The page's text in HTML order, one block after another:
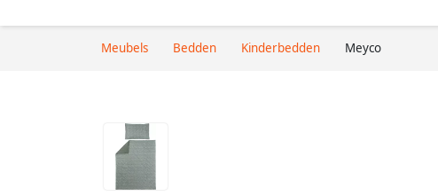
Meubels Bedden Kinderbedden Meyco